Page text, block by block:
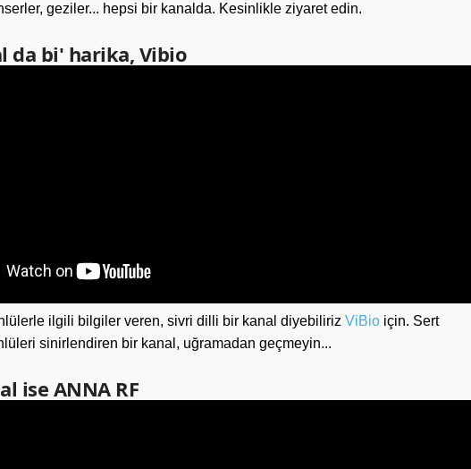
geziler... hepsi bir kanalda. Kesinlikle ziyaret edin.
da bi' harika, Vibio
ilgili bilgiler veren, sivri dilli bir kanal diyebiliriz ViBio için. Sert
sinirlendiren bir kanal, uğramadan geçmeyin...
ise ANNA RF